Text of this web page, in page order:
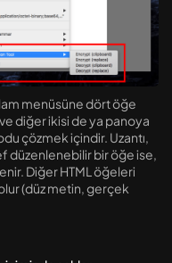
Dosya...
menüsüne dört öğe
diğer ikisi de ya panoya
çözmek içindir. Uzantı,
düzenlenebilir bir öğe ise,
Diğer HTML öğeleri
(düz metin, gerçek